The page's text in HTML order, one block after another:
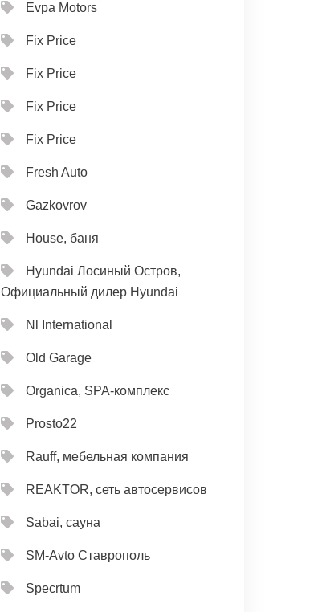
Evpa Motors
Fix Price
Fix Price
Fix Price
Fix Price
Fresh Auto
Gazkovrov
House, баня
Hyundai Лосиный Остров,
Официальный дилер Hyundai
Nl International
Old Garage
Organica, SPA-комплекс
Prosto22
Rauff, мебельная компания
REAKTOR, сеть автосервисов
Sabai, сауна
SM-Avto Ставрополь
Specrtum